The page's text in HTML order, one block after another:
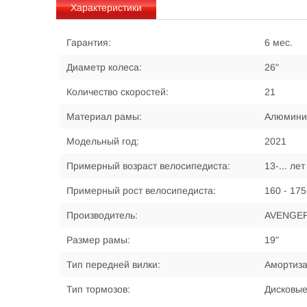
Характеристики
Гарантия: 6 мес.
Диаметр колеса: 26"
Количество скоростей: 21
Материал рамы:
Модельный год: 2021
Примерный возраст велосипедиста: 13-... лет
Примерный рост велосипедиста: 160 -
Производитель:
Размер рамы: 19"
Тип передней вилки:
Тип тормозов: Дисковые